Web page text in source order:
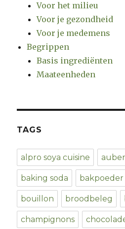
Voor het milieu
Voor je gezondheid
Voor je medemens
Begrippen
Basis ingrediënten
Maateenheden
TAGS
alpro soya cuisine
baking soda bakpoeder
bouillon broodbeleg
champignons